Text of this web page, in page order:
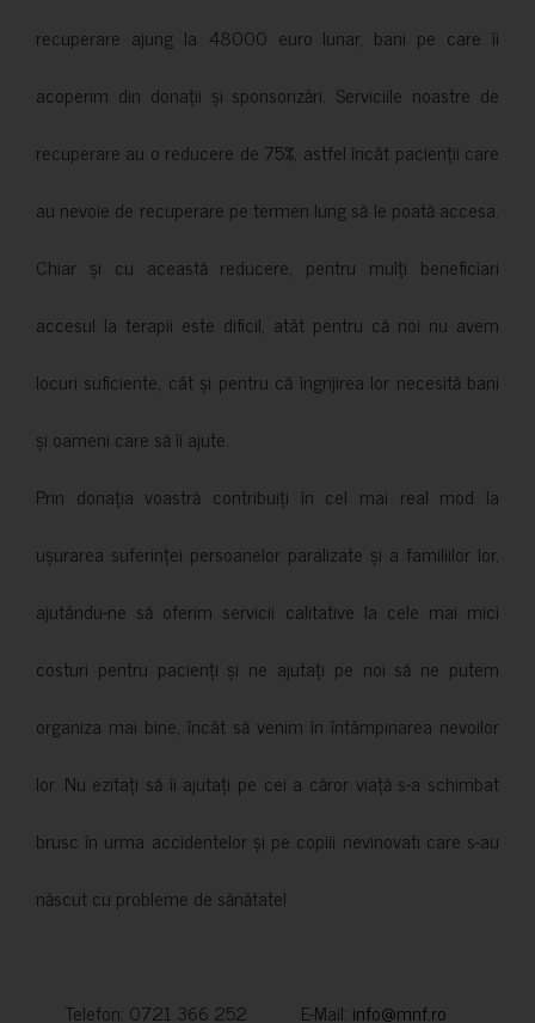
recuperare ajung la 48000 euro lunar, bani pe care îi
acoperim din donații și sponsorizări. Serviciile noastre de
recuperare au o reducere de 75%, astfel încât pacienții care
au nevoie de recuperare pe termen lung să le poată accesa.
Chiar și cu această reducere, pentru mulți beneficiari
accesul la terapii este dificil, atât pentru că noi nu avem
locuri suficiente, cât și pentru că îngrijirea lor necesită bani
și oameni care să îi ajute.
Prin donația voastră contribuiți în cel mai real mod la
ușurarea suferinței persoanelor paralizate și a familiilor lor,
ajutându-ne să oferim servicii calitative la cele mai mici
costuri pentru pacienți și ne ajutați pe noi să ne putem
organiza mai bine, încât să venim în întâmpinarea nevoilor
lor. Nu ezitați să îi ajutați pe cei a căror viață s-a schimbat
brusc în urma accidentelor și pe copiii nevinovati care s-au
născut cu probleme de sănătate!
Telefon: 0721 366 252 E-Mail: info@mnf.ro